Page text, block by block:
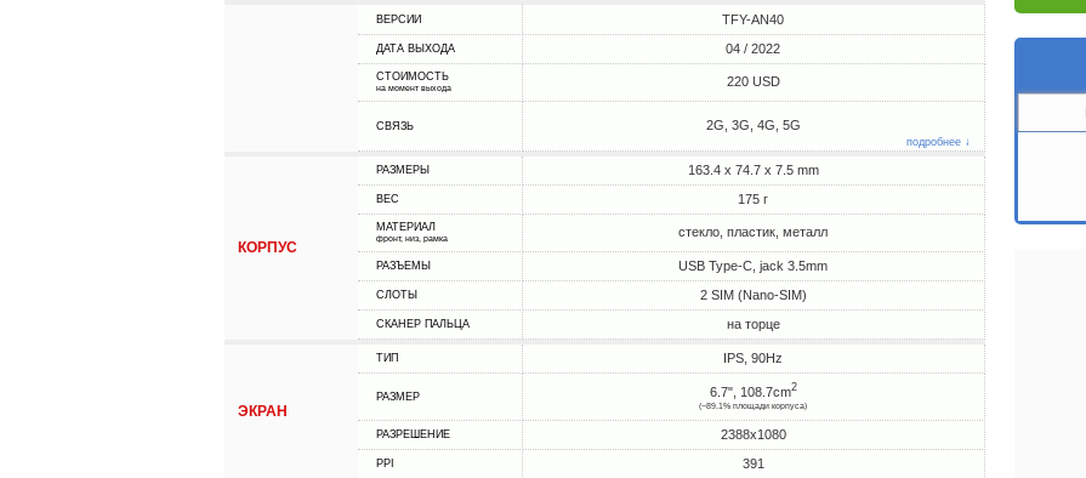
ВЕРСИИ TFY-AN40
ДАТА ВЫХОДА 04 / 2022
СТОИМОСТЬ
на момент выхода 220 USD
СВЯЗЬ 2G, 3G, 4G, 5G
подробнее ↓
КОРПУС
РАЗМЕРЫ 163.4 x 74.7 x 7.5 mm
ВЕС 175 г
МАТЕРИАЛ
фронт, низ, рамка стекло, пластик, металл
РАЗЪЕМЫ USB Type-C, jack 3.5mm
СЛОТЫ 2 SIM (Nano-SIM)
СКАНЕР ПАЛЬЦА на торце
ЭКРАН
ТИП IPS, 90Hz
РАЗМЕР 6.7", 108.7cm2
(~89.1% площади корпуса)
РАЗРЕШЕНИЕ 2388x1080
PPI 391